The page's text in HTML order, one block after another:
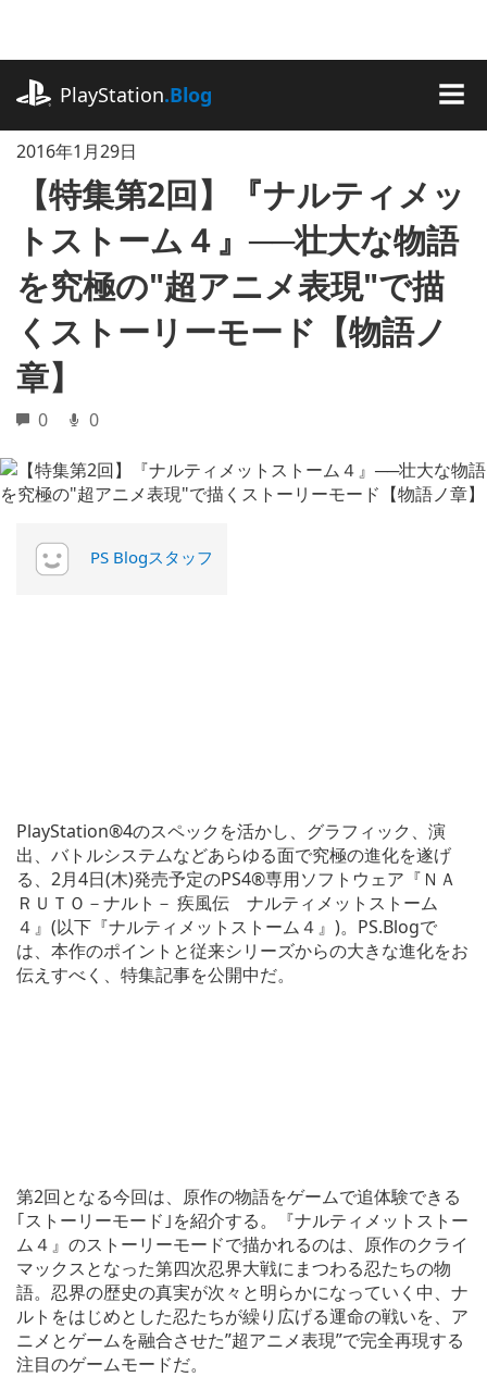
に
キ
ッ
プ
PlayStation.Blog
2016年1月29日
【特集第2回】『ナルティメッ
トストーム４』──壮大な物語
を究極の"超アニメ表現"で描
くストーリーモード【物語ノ
章】
0 0
PS Blogスタッフ
PlayStation®4のスペックを活かし、グラフィック、演
出、バトルシステムなどあらゆる面で究極の進化を遂げ
る、2月4日(木)発売予定のPS4®専用ソフトウェア『ＮＡ
ＲＵＴＯ－ナルト－ 疾風伝 ナルティメットストーム
４』(以下『ナルティメットストーム４』)。PS.Blogで
は、本作のポイントと従来シリーズからの大きな進化をお
伝えすべく、特集記事を公開中だ。
第2回となる今回は、原作の物語をゲームで追体験できる
｢ストーリーモード｣を紹介する。『ナルティメットストー
ム４』のストーリーモードで描かれるのは、原作のクライ
マックスとなった第四次忍界大戦にまつわる忍たちの物
語。忍界の歴史の真実が次々と明らかになっていく中、ナ
ルトをはじめとした忍たちが繰り広げる運命の戦いを、ア
ニメとゲームを融合させた”超アニメ表現”で完全再現する
注目のゲームモードだ。